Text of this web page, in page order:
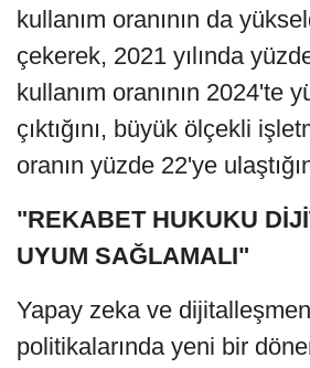
kullanım oranının da
çekerek, 2021 yılında
kullanım oranının 2024'te
çıktığını, büyük ölçekli
oranın yüzde 22'ye
"REKABET HUKUKU
UYUM SAĞLAMALI"
Yapay zeka ve
politikalarında yeni bir